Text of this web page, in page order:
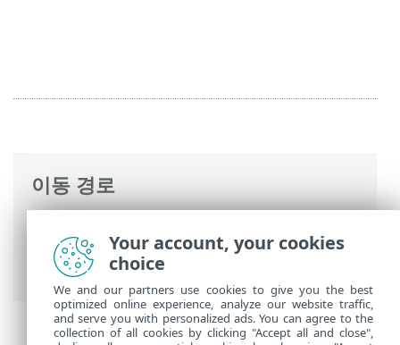
이동 경로
고급 설정
>네트워크 접근 보호> 네트워크
공격 보호
Your account, your cookies
choice
We and our partners use cookies to give you the best
optimized online experience, analyze our website traffic,
and serve you with personalized ads. You can agree to the
collection of all cookies by clicking "Accept all and close",